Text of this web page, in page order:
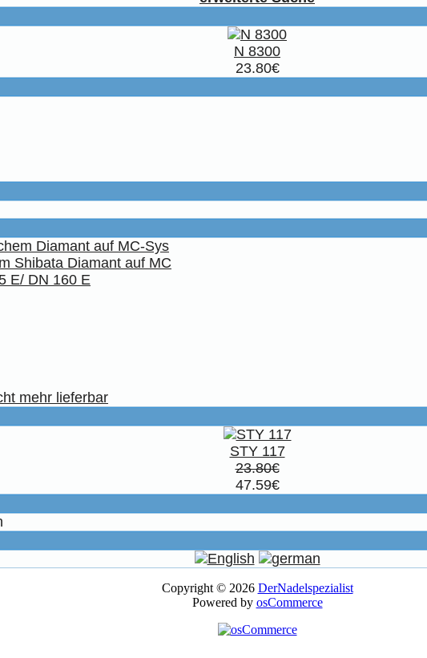
N 8300
23.80€
Diamant auf MC-Sys
Shibata Diamant auf MC
E/ DN 160 E
mehr lieferbar
STY 117
23.80€
47.59€
Copyright © 2026 DerNadelspezialist
Powered by osCommerce